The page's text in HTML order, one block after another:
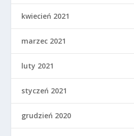
kwiecień 2021
marzec 2021
luty 2021
styczeń 2021
grudzień 2020